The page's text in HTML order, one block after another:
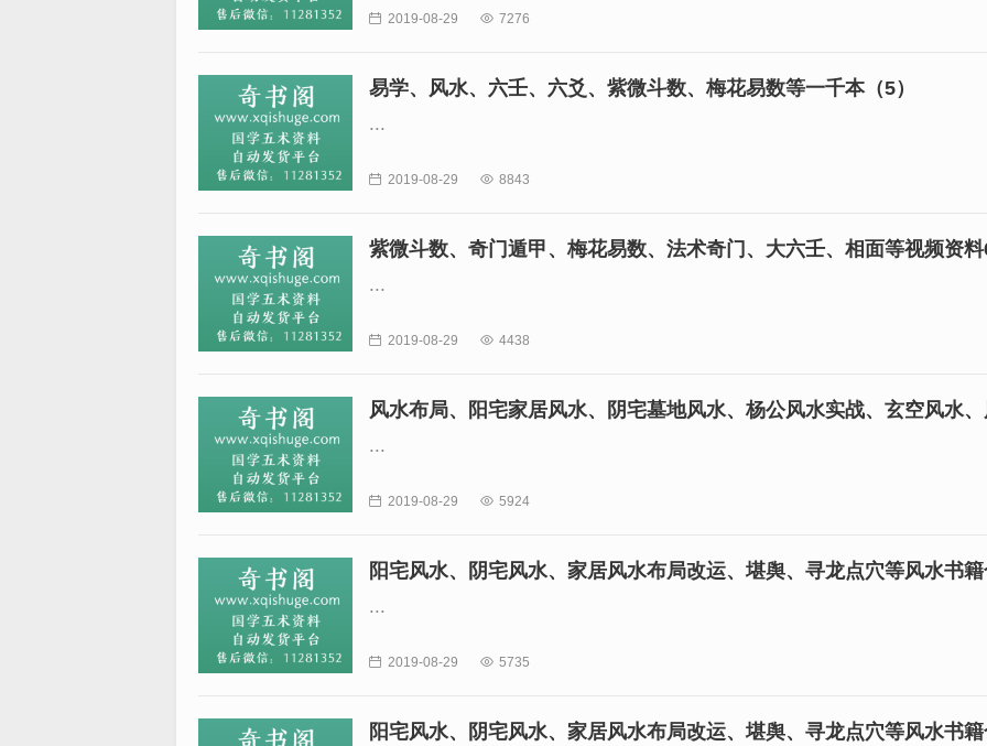
 2019-08-29  7276
易学、风水、六壬、六爻、紫微斗数、梅花易数等一千本（5）
...
 2019-08-29  8843
紫微斗数、奇门遁甲、梅花易数、法术奇门、大六壬、相面等视频资
...
 2019-08-29  4438
风水布局、阳宅家居风水、阴宅墓地风水、杨公风水实战、玄空风水
...
 2019-08-29  5924
阳宅风水、阴宅风水、家居风水布局改运、堪舆、寻龙点穴等风水书
...
 2019-08-29  5735
阳宅风水、阴宅风水、家居风水布局改运、堪舆、寻龙点穴等风水书